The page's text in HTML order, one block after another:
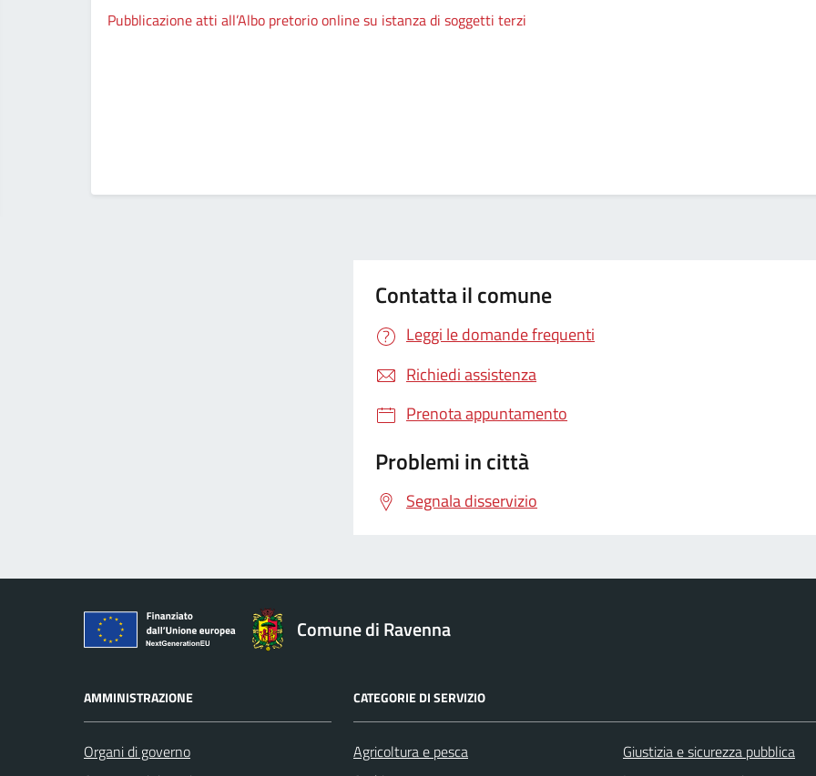
Pubblicazione atti all’Albo pretorio online su istanza di soggetti terzi
Contatta il comune
Leggi le domande frequenti
Richiedi assistenza
Prenota appuntamento
Problemi in città
Segnala disservizio
Comune di Ravenna
AMMINISTRAZIONE
Organi di governo
CATEGORIE DI SERVIZIO
Agricoltura e pesca
Giustizia e sicurezza pubblica